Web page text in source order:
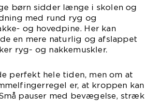
børn sidder længe i skolen og
med rund ryg og
og hovedpine. Her kan
en mere naturlig og afslappet
ryg- og nakkemuskler.
perfekt hele tiden, men om at
er, at kroppen kan
pauser med bevægelse, stræk